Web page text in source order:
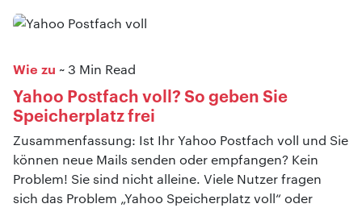
Wie zu ~ 3 Min Read
Yahoo Postfach voll? So geben Sie
Speicherplatz frei
Zusammenfassung: Ist Ihr Yahoo Postfach voll und Sie
können neue Mails senden oder empfangen? Kein
Problem! Sie sind nicht alleine. Viele Nutzer fragen
sich das Problem „Yahoo Speicherplatz voll“ oder